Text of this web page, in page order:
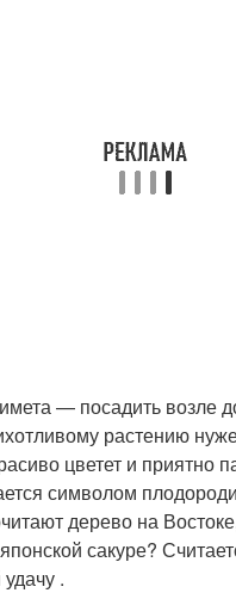
— посадить возле
растению
цветет и приятно
символом
дерево на
сакуре?
.